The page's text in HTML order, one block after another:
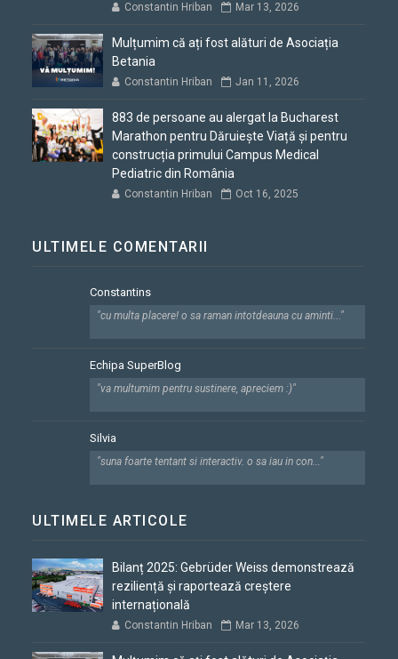
Constantin Hriban Mar 13, 2026
Mulțumim că ați fost alături de Asociația
Betania
Constantin Hriban Jan 11, 2026
883 de persoane au alergat la Bucharest
Marathon pentru Dăruiește Viață și pentru
construcția primului Campus Medical
Pediatric din România
Constantin Hriban Oct 16, 2025
ULTIMELE COMENTARII
Constantins
"cu multa placere! o sa raman intotdeauna cu aminti..."
Echipa SuperBlog
"va multumim pentru sustinere, apreciem :)"
Silvia
"suna foarte tentant si interactiv. o sa iau in con..."
ULTIMELE ARTICOLE
Bilanț 2025: Gebrüder Weiss demonstrează
reziliență și raportează creștere
internațională
Constantin Hriban Mar 13, 2026